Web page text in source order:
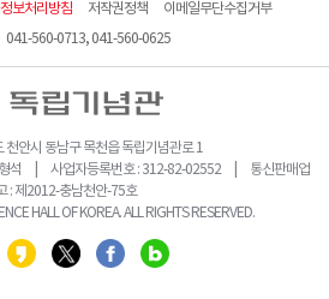
보처리방침 저작권정책
이메일무단수집거부
041-560-0713, 041-560-0625
천안시 동남구 목천읍 독립기념관로 1
석 | 사업자등록번호 : 312-82-02552 | 통신판매업
: 제2012-충남천안-75호
HALL OF KOREA. ALL RIGHTS RESERVED.